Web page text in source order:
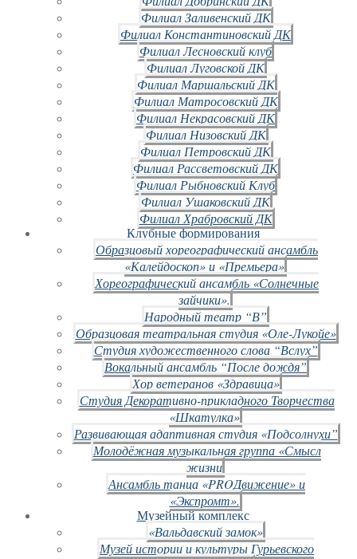
Филиал Заливенский ДК
Филиал Константиновский ДК
Филиал Лесновский клуб
Филиал Луговской ДК
Филиал Маршальский ДК
Филиал Матросовский ДК
Филиал Некрасовский ДК
Филиал Низовский ДК
Филиал Петровский ДК
Филиал Рассветовский ДК
Филиал Рыбновский Клуб
Филиал Ушаковский ДК
Филиал Храбровский ДК
Клубные формирования
Образцовый хореографический ансамбль
«Калейдоскоп» и «Премьера»
Хореографический ансамбль «Солнечные
зайчики».
Народный театр “В”
Образцовая театральная студия «Оле-Лукойе»
Студия художественного слова “Вслух”
Вокальный ансамбль “После дождя”
Хор ветеранов «Здравица»
Студия Декоративно-прикладного Творчества
«Шкатулка»
Развивающая адаптивная студия «Подсолнухи”
Молодёжная музыкальная группа «Смысл
жизни
Ансамбль танца «PROДвижение» и
«Экспромт».
Музейный комплекс
«Вальдавский замок»
Музей истории и культуры Гурьевского